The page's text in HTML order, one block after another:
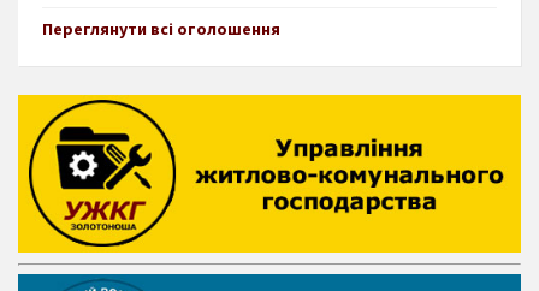
Переглянути всі оголошення